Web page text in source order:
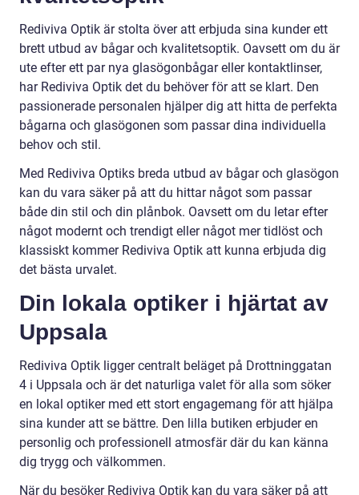
Rediviva Optik är stolta över att erbjuda sina kunder ett
brett utbud av bågar och kvalitetsoptik. Oavsett om du är
ute efter ett par nya glasögonbågar eller kontaktlinser,
har Rediviva Optik det du behöver för att se klart. Den
passionerade personalen hjälper dig att hitta de perfekta
bågarna och glasögonen som passar dina individuella
behov och stil.
Med Rediviva Optiks breda utbud av bågar och glasögon
kan du vara säker på att du hittar något som passar
både din stil och din plånbok. Oavsett om du letar efter
något modernt och trendigt eller något mer tidlöst och
klassiskt kommer Rediviva Optik att kunna erbjuda dig
det bästa urvalet.
Din lokala optiker i hjärtat av
Uppsala
Rediviva Optik ligger centralt beläget på Drottninggatan
4 i Uppsala och är det naturliga valet för alla som söker
en lokal optiker med ett stort engagemang för att hjälpa
sina kunder att se bättre. Den lilla butiken erbjuder en
personlig och professionell atmosfär där du kan känna
dig trygg och välkommen.
När du besöker Rediviva Optik kan du vara säker på att